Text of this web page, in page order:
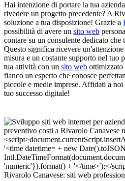
Hai intenzione di portare la tua
rivedere un progetto precedente? A
soluzione a tua disposizione! Grazie a
possibilità di avere un sito web
contare su un consulente dedicato che
Questo significa ricevere
misura e un costante supporto nel tuo
tua attività con un sito web ottimizzato
fianco un esperto che conosce
piccole e medie imprese. Affidati a
tuo successo digitale!
Rivarolo Canavese: siti web